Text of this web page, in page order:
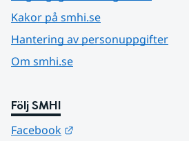
Kakor på smhi.se
Hantering av personuppgifter
Om smhi.se
Följ SMHI
Facebook